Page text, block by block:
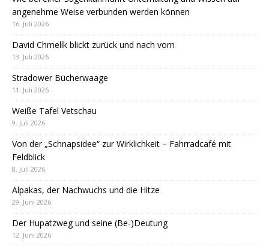
angenehme Weise verbunden werden können
16. Juli 2026
David Chmelík blickt zurück und nach vorn
13. Juli 2026
Stradower Bücherwaage
11. Juli 2026
Weiße Tafel Vetschau
9. Juli 2026
Von der „Schnapsidee“ zur Wirklichkeit – Fahrradcafé mit
Feldblick
8. Juli 2026
Alpakas, der Nachwuchs und die Hitze
29. Juni 2026
Der Hupatzweg und seine (Be-)Deutung
12. Juni 2026